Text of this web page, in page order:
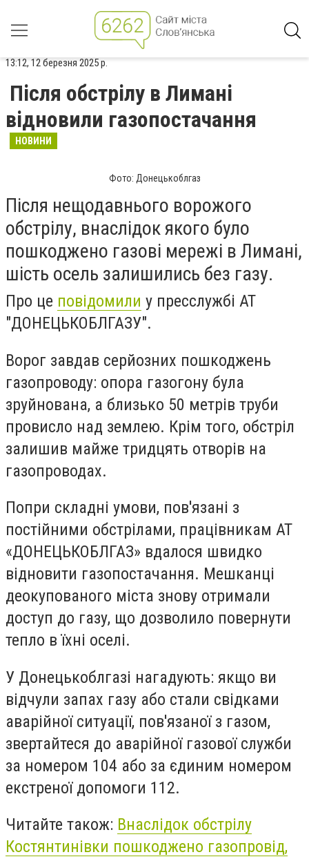
13:12, 12 березня 2025 р.
Після обстрілу в Лимані
відновили газопостачання
НОВИНИ
Фото: Донецькоблгаз
Після нещодавнього ворожого
обстрілу, внаслідок якого було
пошкоджено газові мережі в Лимані,
шість осель залишились без газу.
Про це повідомили у пресслужбі АТ
"ДОНЕЦЬКОБЛГАЗУ".
Ворог завдав серйозних пошкоджень
газопроводу: опора газогону була
зруйнована, а близько 50 метрів труби
провисло над землею. Крім того, обстріл
залишив майже тридцять отворів на
газопроводах.
Попри складні умови, пов'язані з
постійними обстрілами, працівникам АТ
«ДОНЕЦЬКОБЛГАЗ» вдалося швидко
відновити газопостачання. Мешканці
деокупованого міста знову отримали
доступ до газу, що дозволило повернути
тепло в їхні оселі.
У Донецькоблгазі нагадують: якщо ви
відчули запах газу або стали свідками
аварійної ситуації, пов'язаної з газом,
звертайтеся до аварійної газової служби
за номером 104 або за єдиним номером
екстреної допомоги 112.
Читайте також: Внаслідок обстрілу
Костянтинівки пошкоджено газопровід,